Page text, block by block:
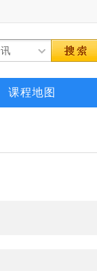
课程地图